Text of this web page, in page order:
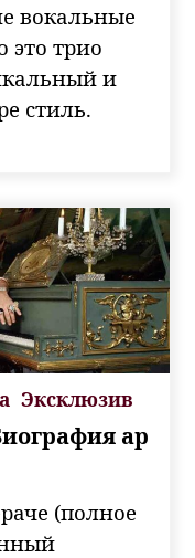
вокальные
это трио
и
стиль.
Эксклюзив
ар
(полное